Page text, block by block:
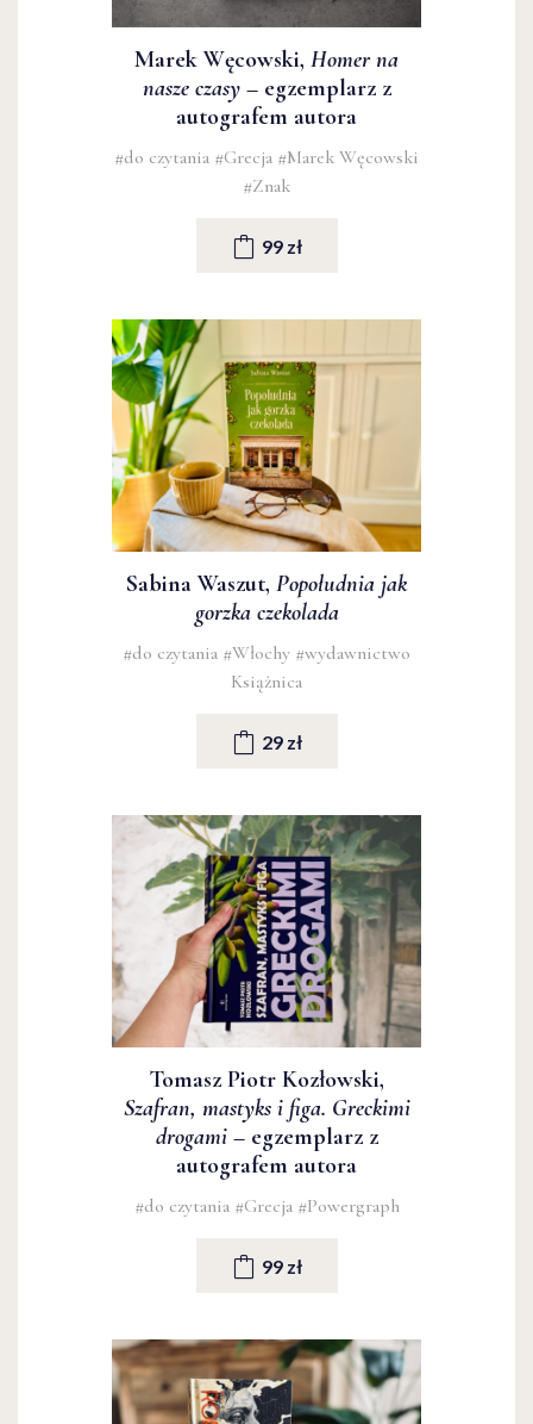
Marek Węcowski, Homer na
nasze czasy– egzemplarz z
autografem autora
#do czytania #Grecja #Marek Węcowski
#Znak
99 zł
Sabina Waszut, Popołudnia jak
gorzka czekolada
#do czytania #Włochy #wydawnictwo
Książnica
29 zł
Tomasz Piotr Kozłowski,
Szafran, mastyks i figa. Greckimi
drogami– egzemplarz z
autografem autora
#do czytania #Grecja #Powergraph
99 zł